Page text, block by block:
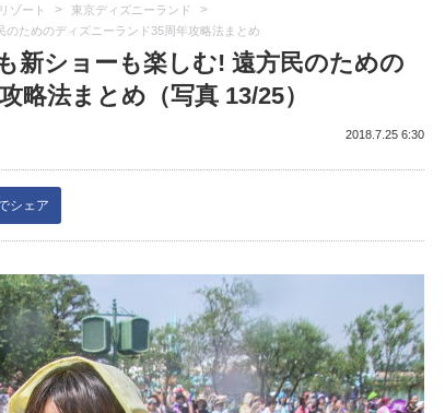
ゾート > 東京ディズニーランド >
のためのディズニーランド35周年攻略法まとめ
新ショーも楽しむ! 遠方民のための
略法まとめ（写真 13/25）
2018.7.25 6:30
シェア